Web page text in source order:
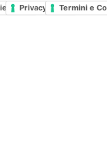
PolicyPrivacy PolicyTermini e